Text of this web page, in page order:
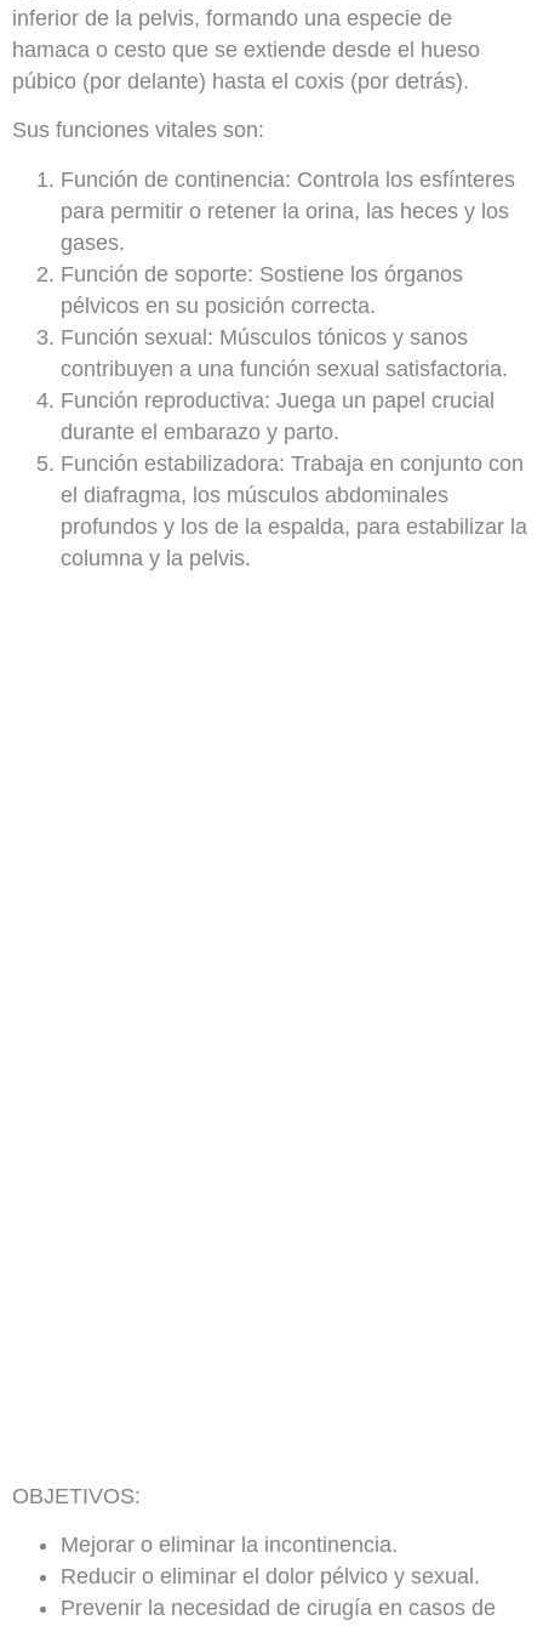
inferior de la pelvis, formando una especie de
hamaca o cesto que se extiende desde el hueso
púbico (por delante) hasta el coxis (por detrás).
Sus funciones vitales son:
Función de continencia: Controla los esfínteres
para permitir o retener la orina, las heces y los
gases.
Función de soporte: Sostiene los órganos
pélvicos en su posición correcta.
Función sexual: Músculos tónicos y sanos
contribuyen a una función sexual satisfactoria.
Función reproductiva: Juega un papel crucial
durante el embarazo y parto.
Función estabilizadora: Trabaja en conjunto con
el diafragma, los músculos abdominales
profundos y los de la espalda, para estabilizar la
columna y la pelvis.
OBJETIVOS:
Mejorar o eliminar la incontinencia.
Reducir o eliminar el dolor pélvico y sexual.
Prevenir la necesidad de cirugía en casos de